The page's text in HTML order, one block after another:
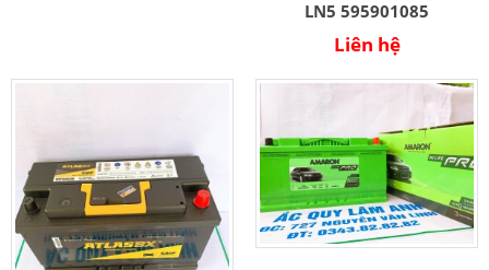
LN5 595901085
Liên hệ